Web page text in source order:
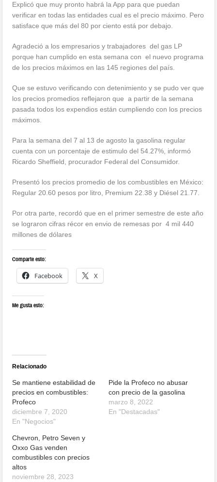
Explicó que muy pronto habrá la App para que puedan
verificar en todas las entidades cual es el precio máximo. Pero
satisface que más del 80 por ciento está por debajo.
Agradeció a los empresarios y trabajadores del gas LP
porque han cumplido en esta semana con el nuevo programa
de los precios máximos en las 145 regiones del país.
Que se estuvo verificando con detenimiento y se pudo ver que
los precios promedios reflejaron que a partir de la semana
pasada todos los expendios están cumpliendo con los precios
máximos.
Para la semana del 7 al 13 de agosto la gasolina regular
cuenta con un porcentaje de estimulo del 54.27%, informó
Ricardo Sheffield, procurador Federal del Consumidor.
Presentó los precios promedio de los combustibles en México:
Regular 20.60 pesos por litro, Premium 22.38 y Diésel 21.77.
Por otra parte, recordó que en el primer semestre de este año
se lograron cifras récor en envio de remesas por 4 mil 440
millones de dólares
Comparte esto:
Facebook X
Me gusta esto:
Relacionado
Se mantiene estabilidad de
precios en combustibles:
Profeco
diciembre 7, 2020
En "Negocios"
Pide la Profeco no abusar
con precio de la gasolina
marzo 8, 2022
En "Destacadas"
Chevron, Petro Seven y
Oxxo Gas venden
combustibles con precios
altos
noviembre 28, 2023